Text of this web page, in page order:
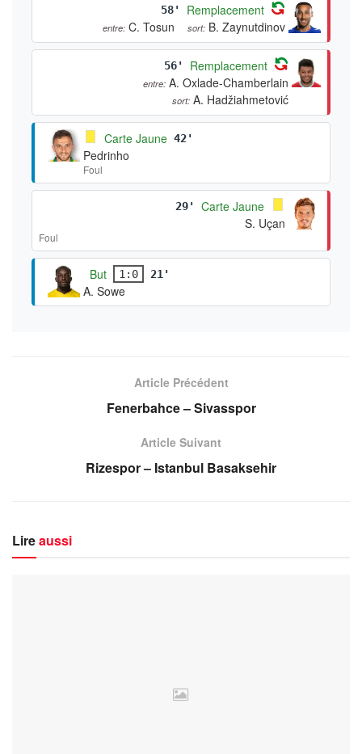
58' Remplacement
entre: C. Tosun sort: B. Zaynutdinov
56' Remplacement
entre: A. Oxlade-Chamberlain
sort: A. Hadžiahmetović
Carte Jaune 42'
Pedrinho
Foul
29'
Carte Jaune
S. Uçan
Foul
But 1:0 21'
A. Sowe
Article Précédent
Fenerbahce – Sivasspor
Article Suivant
Rizespor – Istanbul Basaksehir
Lireaussi